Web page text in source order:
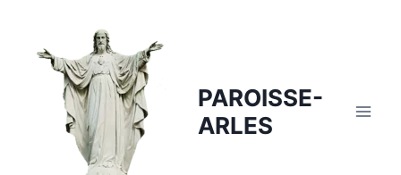
content
PAROISSE-
ARLES